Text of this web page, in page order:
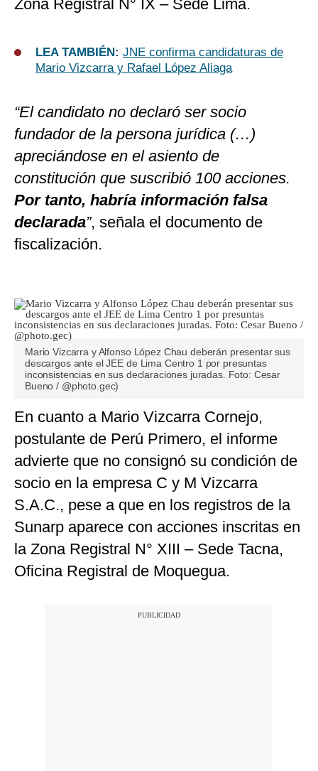
Zona Registral N° IX – Sede Lima.
LEA TAMBIÉN: JNE confirma candidaturas de
Mario Vizcarra y Rafael López Aliaga
“El candidato no declaró ser socio
fundador de la persona jurídica (…)
apreciándose en el asiento de
constitución que suscribió 100 acciones.
Por tanto, habría información falsa
declarada”, señala el documento de
fiscalización.
Mario Vizcarra y Alfonso López Chau deberán presentar sus
descargos ante el JEE de Lima Centro 1 por presuntas
inconsistencias en sus declaraciones juradas. Foto: Cesar
Bueno / @photo.gec)
En cuanto a Mario Vizcarra Cornejo,
postulante de Perú Primero, el informe
advierte que no consignó su condición de
socio en la empresa C y M Vizcarra
S.A.C., pese a que en los registros de la
Sunarp aparece con acciones inscritas en
la Zona Registral N° XIII – Sede Tacna,
Oficina Registral de Moquegua.